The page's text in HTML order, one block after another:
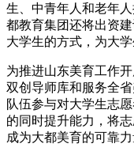
生、中青年人和老年
都教育集团还将出资
大学生的方式，为大
为推进山东美育工作
双创导师库和服务全
队伍参与对大学生志
的同时提升能力，将
成为大都美育的可靠